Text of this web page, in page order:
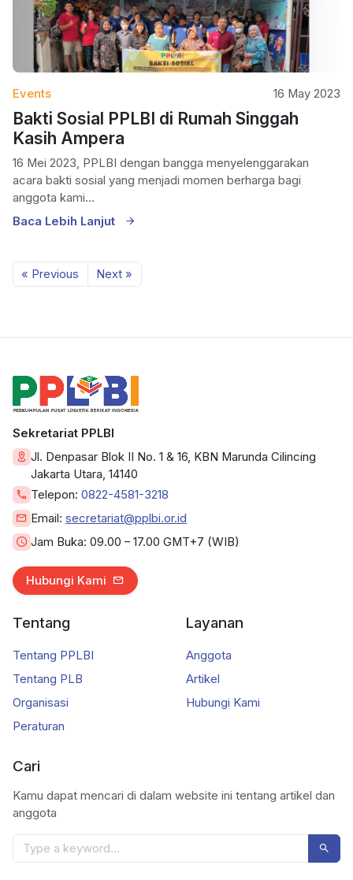
Events 16 May 2023
Bakti Sosial PPLBI di Rumah Singgah
Kasih Ampera
16 Mei 2023, PPLBI dengan bangga menyelenggarakan
acara bakti sosial yang menjadi momen berharga bagi
anggota kami...
Baca Lebih Lanjut
« Previous Next »
Sekretariat PPLBI
Jl. Denpasar Blok II No. 1 & 16, KBN Marunda Cilincing
Jakarta Utara, 14140
Telepon: 0822-4581-3218
Email: secretariat@pplbi.or.id
Jam Buka: 09.00 – 17.00 GMT+7 (WIB)
Hubungi Kami
Tentang
Tentang PPLBI
Tentang PLB
Organisasi
Peraturan
Layanan
Anggota
Artikel
Hubungi Kami
Cari
Kamu dapat mencari di dalam website ini tentang artikel dan
anggota